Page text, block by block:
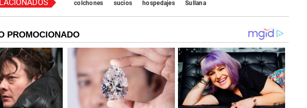
colchones sucios hospedajes Sullana